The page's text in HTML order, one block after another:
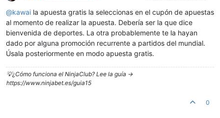
@kawai la apuesta gratis la seleccionas en el cupón de apuestas
al momento de realizar la apuesta. Debería ser la que dice
bienvenida de deportes. La otra probablemente te la hayan
dado por alguna promoción recurrente a partidos del mundial.
Úsala posteriormente en modo apuesta gratis.
💡¿Cómo funciona el NinjaClub? Lee la guía ->
https://www.ninjabet.es/guia15
0